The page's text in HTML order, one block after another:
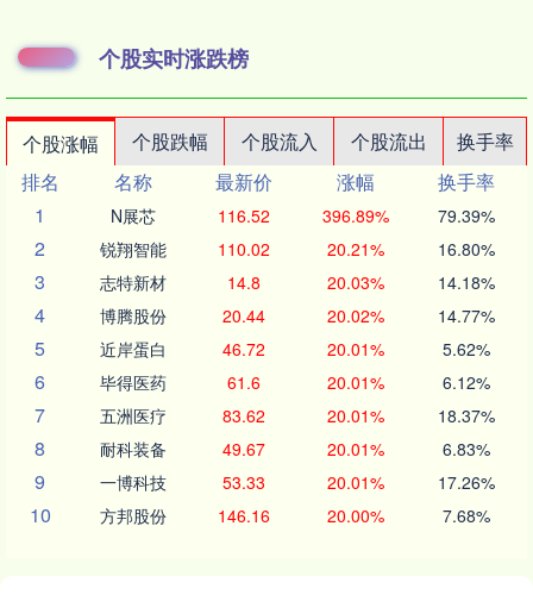
个股实时涨跌榜
个股涨幅 个股跌幅 个股流入 个股流出
换手率
排名
名称 最新价 涨幅
换手率
1
N展芯 116.52 396.89% 79.39%
2 锐翔智能 110.02 20.21% 16.80%
3 志特新材 14.8 20.03% 14.18%
4 博腾股份 20.44 20.02% 14.77%
5 近岸蛋白 46.72 20.01% 5.62%
6 毕得医药 61.6 20.01% 6.12%
7 五洲医疗 83.62 20.01% 18.37%
8 耐科装备 49.67 20.01% 6.83%
9 一博科技 53.33 20.01% 17.26%
10 方邦股份 146.16 20.00% 7.68%